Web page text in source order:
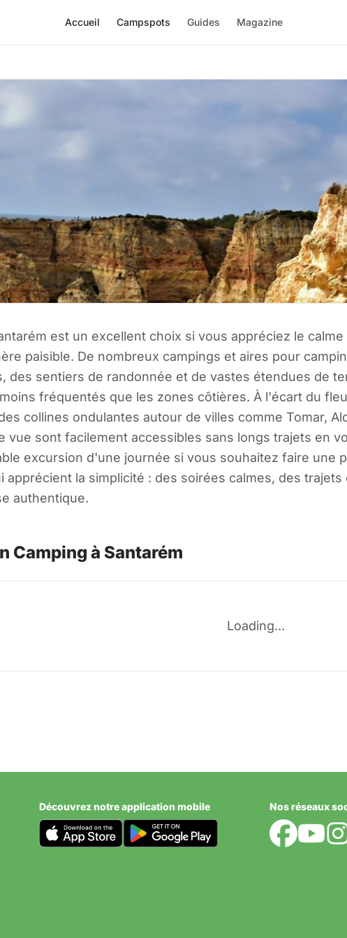
Accueil Campspots Guides Magazine
est un excellent choix si vous appréciez le
paisible. De nombreux campings et aires pour
des sentiers de randonnée et de vastes étendues de
fréquentés que les zones côtières. À l'écart du
collines ondulantes autour de villes comme Tomar,
vue sont facilement accessibles sans longs trajets en
excursion d'une journée si vous souhaitez faire une
apprécient la simplicité : des soirées calmes, des
authentique.
Camping à Santarém
Loading...
Découvrez notre application mobile Nos réseaux